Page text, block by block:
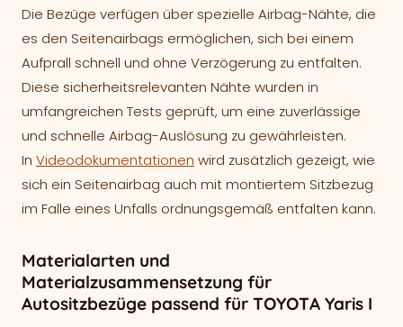
Die Bezüge verfügen über spezielle Airbag-Nähte, die
es den Seitenairbags ermöglichen, sich bei einem
Aufprall schnell und ohne Verzögerung zu entfalten.
Diese sicherheitsrelevanten Nähte wurden in
umfangreichen Tests geprüft, um eine zuverlässige
und schnelle Airbag-Auslösung zu gewährleisten.
In Videodokumentationen wird zusätzlich gezeigt, wie
sich ein Seitenairbag auch mit montiertem Sitzbezug
im Falle eines Unfalls ordnungsgemäß entfalten kann.
Materialarten und
Materialzusammensetzung für
Autositzbezüge passend für TOYOTA Yaris I